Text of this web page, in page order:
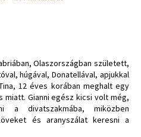
Olaszországban született,
húgával, Donatellával, apjukkal
12 éves korában meghalt egy
Gianni egész kicsi volt még,
a divatszakmába, miközben
és aranyszálat keresni a